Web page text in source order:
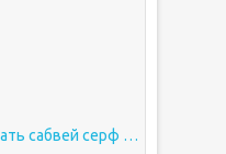
скачать сабвей серф на андроид